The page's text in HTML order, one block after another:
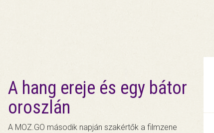
A hang ereje és egy bátor
oroszlán
A MOZ.GO második napján szakértők a filmzene